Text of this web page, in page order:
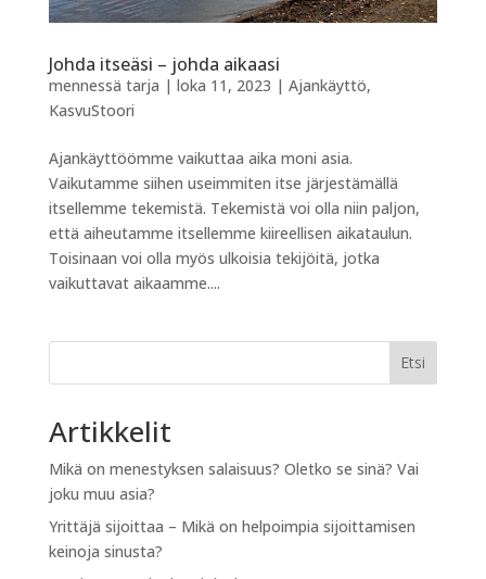
Johda itseäsi – johda aikaasi
mennessä tarja | loka 11, 2023 | Ajankäyttö,
KasvuStoori
Ajankäyttöömme vaikuttaa aika moni asia.
Vaikutamme siihen useimmiten itse järjestämällä
itsellemme tekemistä. Tekemistä voi olla niin paljon,
että aiheutamme itsellemme kiireellisen aikataulun.
Toisinaan voi olla myös ulkoisia tekijöitä, jotka
vaikuttavat aikaamme....
Etsi
Artikkelit
Mikä on menestyksen salaisuus? Oletko se sinä? Vai
joku muu asia?
Yrittäjä sijoittaa – Mikä on helpoimpia sijoittamisen
keinoja sinusta?